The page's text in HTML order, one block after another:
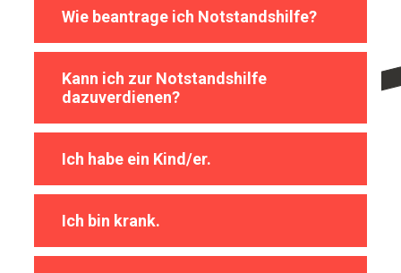
Wie beantrage ich Notstandshilfe?
Kann ich zur Notstandshilfe
dazuverdienen?
Ich habe ein Kind/er.
Ich bin krank.